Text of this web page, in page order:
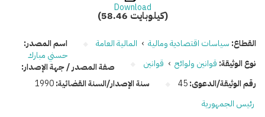
Download
(58.46 كيلوبايت)
القطاع: سياسات اقتصادية ومالية › المالية العامة
نوع الوثيقة: قوانين ولوائح › قوانين
رقم الوثيقة/الدعوى:45 سنة الإصدار/السنة القضائية:1990
اسم المصدر:
حسني مبارك
صفة المصدر / جهة الإصدار:
رئيس الجمهورية